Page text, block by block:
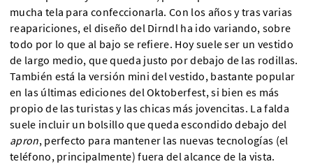
mucha tela para confeccionarla. Con los años y tras varias
reapariciones, el diseño del Dirndl ha ido variando, sobre
todo por lo que al bajo se refiere. Hoy suele ser un vestido
de largo medio, que queda justo por debajo de las rodillas.
También está la versión mini del vestido, bastante popular
en las últimas ediciones del Oktoberfest, si bien es más
propio de las turistas y las chicas más jovencitas. La falda
suele incluir un bolsillo que queda escondido debajo del
apron, perfecto para mantener las nuevas tecnologías (el
teléfono, principalmente) fuera del alcance de la vista.